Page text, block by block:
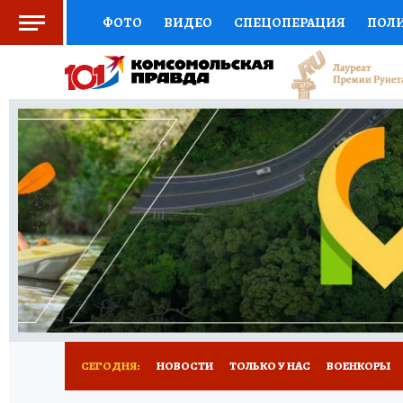
ФОТО ВИДЕО СПЕЦОПЕРАЦИЯ
СОЦПОДДЕРЖКА НАУКА СПОРТ
ВЫБОР ЭКСПЕРТОВ ДОКТОР
КНИЖНАЯ ПОЛКА ПРОГНОЗЫ НА СПОРТ
ПРЕСС-ЦЕНТР НЕДВИЖИМОСТЬ
РАДИО КП РЕКЛАМА ТЕСТЫ НОВОЕ
СЕГОДНЯ: НОВОСТИ ТОЛЬКО У НАС ВОЕНКОРЫ